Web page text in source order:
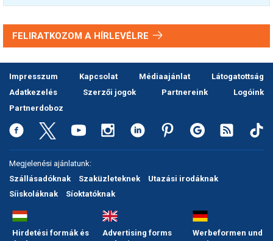
FELIRATKOZOM A HÍRLEVÉLRE
Impresszum Kapcsolat Médiaajánlat
Látogatottság
Adatkezelés
Szerzői jogok Partnereink
Logóink
Partnerdoboz
Megjelenési ajánlatunk:
Szállásadóknak
Szaküzleteknek
Utazási irodáknak
Síiskoláknak
Síoktatóknak
Hirdetési formák és
Advertising forms
Werbeformen und